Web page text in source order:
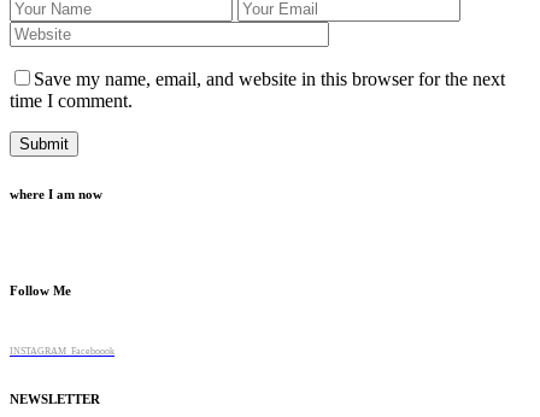
Save my name, email, and website in this browser for the next
time I comment.
where I am now
Follow Me
INSTAGRAM Faceboook
NEWSLETTER